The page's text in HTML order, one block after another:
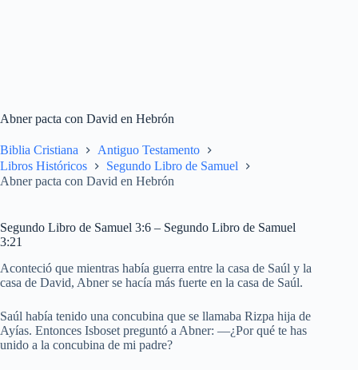
Abner pacta con David en Hebrón
Biblia Cristiana
Antiguo Testamento
Libros Históricos
Segundo Libro de Samuel
Abner pacta con David en Hebrón
Segundo Libro de Samuel 3:6 – Segundo Libro de Samuel
3:21
Aconteció que mientras había guerra entre la casa de Saúl y la
casa de David, Abner se hacía más fuerte en la casa de Saúl.
Saúl había tenido una concubina que se llamaba Rizpa hija de
Ayías. Entonces Isboset preguntó a Abner: —¿Por qué te has
unido a la concubina de mi padre?